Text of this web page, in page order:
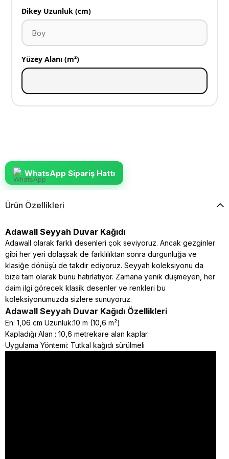
Dikey Uzunluk (cm)
Yüzey Alanı (m²)
WhatsApp Sipariş Hattı
Ürün Özellikleri
Adawall Seyyah Duvar Kağıdı
Adawall olarak farklı desenleri çok seviyoruz. Ancak gezginler
gibi her yeri dolaşsak de farklılıktan sonra durgunluğa ve
klasiğe dönüşü de takdir ediyoruz. Seyyah koleksiyonu da
bize tam olarak bunu hatırlatıyor. Zamana yenik düşmeyen, her
daim ilgi görecek klasik desenler ve renkleri bu
koleksiyonumuzda sizlere sunuyoruz.
Adawall Seyyah Duvar Kağıdı Özellikleri
En: 1,06 cm Uzunluk:10 m (10,6 m²)
Kapladığı Alan : 10,6 metrekare alan kaplar.
Uygulama Yöntemi: Tutkal kağıdı sürülmeli